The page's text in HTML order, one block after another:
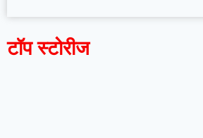
टॉप स्टोरीज